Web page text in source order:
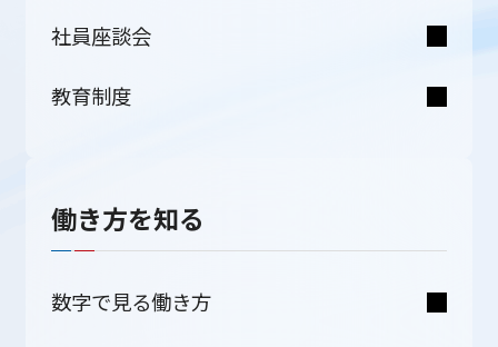
社員座談会
教育制度
働き方を知る
数字で見る働き方